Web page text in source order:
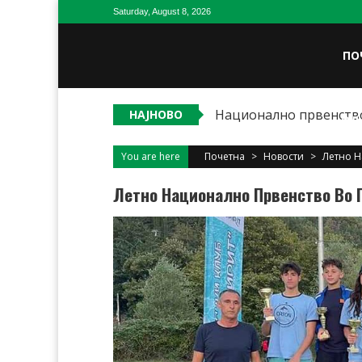
Saturday, August 8, 2026
НАЈНОВО Национално
You are here Почетна > Новости > Летно
Летно Национално Првенство